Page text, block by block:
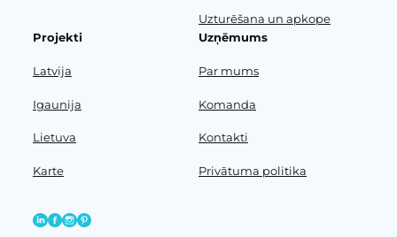
Uzturēšana un apkope
Projekti
Latvija
Igaunija
Lietuva
Karte
Uzņēmums
Par mums
Komanda
Kontakti
Privātuma politika